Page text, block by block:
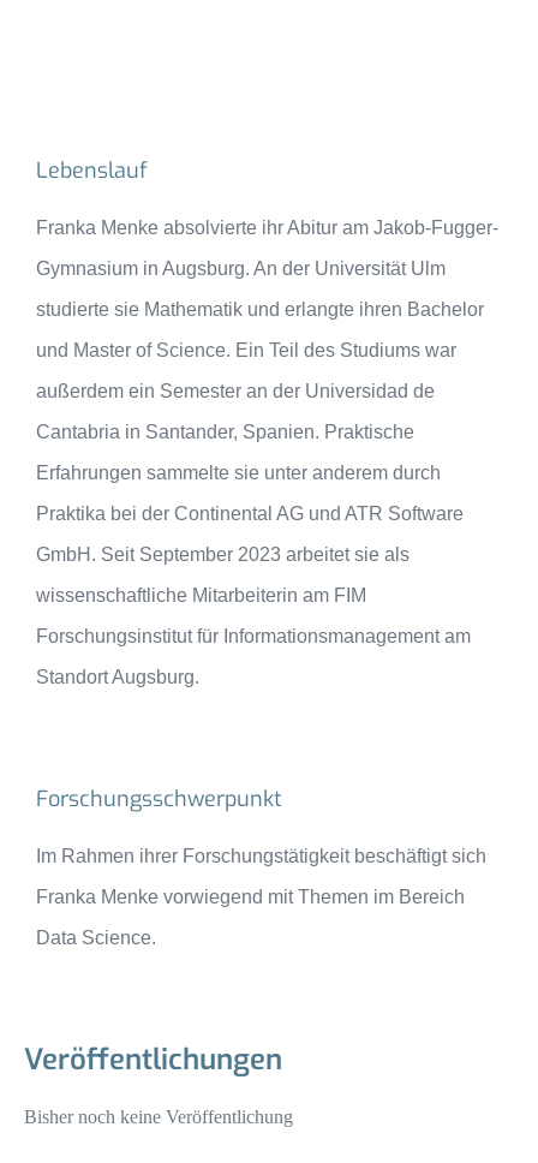
Lebenslauf
Franka Menke absolvierte ihr Abitur am Jakob-Fugger-
Gymnasium in Augsburg. An der Universität Ulm
studierte sie Mathematik und erlangte ihren Bachelor
und Master of Science. Ein Teil des Studiums war
außerdem ein Semester an der Universidad de
Cantabria in Santander, Spanien. Praktische
Erfahrungen sammelte sie unter anderem durch
Praktika bei der Continental AG und ATR Software
GmbH. Seit September 2023 arbeitet sie als
wissenschaftliche Mitarbeiterin am FIM
Forschungsinstitut für Informationsmanagement am
Standort Augsburg.
Forschungsschwerpunkt
Im Rahmen ihrer Forschungstätigkeit beschäftigt sich
Franka Menke vorwiegend mit Themen im Bereich
Data Science.
Veröffentlichungen
Bisher noch keine Veröffentlichung